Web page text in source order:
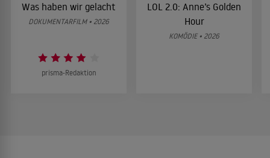
Was haben wir gelacht
DOKUMENTARFILM • 2026
prisma-Redaktion
LOL 2.0: Anne’s Golden
Hour
KOMÖDIE • 2026